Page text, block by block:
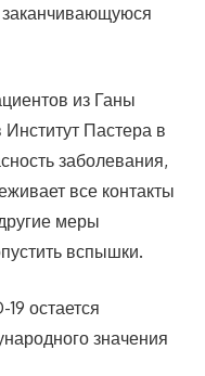
заканчивающуюся
из Ганы
Пастера в
заболевания,
все контакты
меры
вспышки.